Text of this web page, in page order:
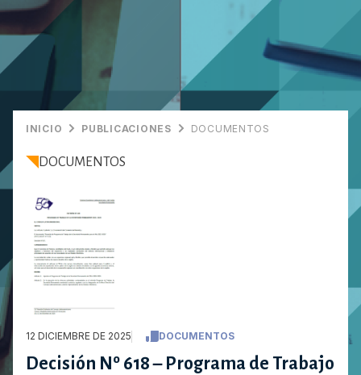
INICIO PUBLICACIONES DOCUMENTOS
DOCUMENTOS
12 DICIEMBRE DE 2025 DOCUMENTOS
Decisión Nº 618 – Programa de Trabajo